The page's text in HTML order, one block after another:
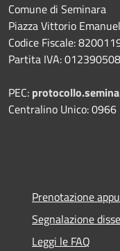
Comune di Seminara
Piazza Vittorio
Codice Fiscale:
Partita IVA:
PEC:
Centralino Unico:
Prenotazione
Segnalazione
Leggi le FAQ